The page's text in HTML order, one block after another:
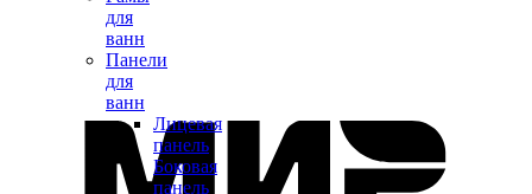
для
ванн
Панели
для
ванн
Лицевая
панель
Боковая
панель